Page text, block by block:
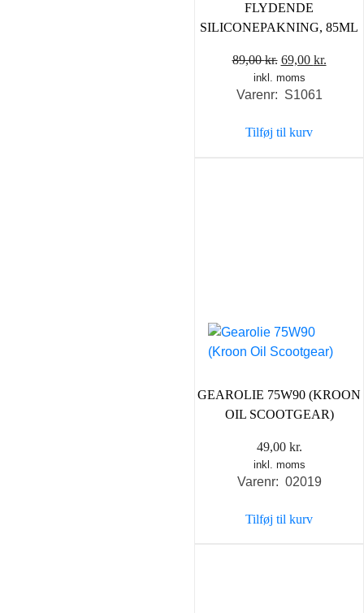
FLYDENDE
SILICONEPAKNING, 85ML
89,00kr. Den
oprindelige
pris
89,00 kr..
69,00 kr.
inkl. moms
Varenr: S1061
Tilføj til kurv
GEAROLIE 75W90 (KROON
OIL SCOOTGEAR)
49,00 kr.
inkl. moms
Varenr: 02019
Tilføj til kurv